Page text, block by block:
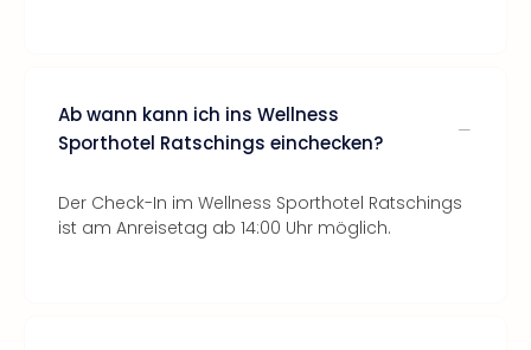
Ab wann kann ich ins Wellness
Sporthotel Ratschings einchecken?
Der Check-In im Wellness Sporthotel Ratschings
ist am Anreisetag ab 14:00 Uhr möglich.